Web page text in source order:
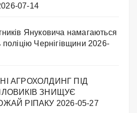
07-14
Януковича намагаються
поліцію Чернігівщини 2026-
АГРОХОЛДИНГ ПІД
ЗНИЩУЄ
РІПАКУ
2026-05-27